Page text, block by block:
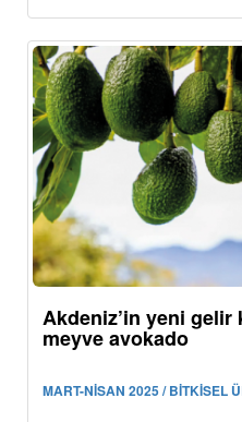
Akdeniz’in yeni gelir
meyve avokado
MART-NİSAN 2025 / BİTKİSEL